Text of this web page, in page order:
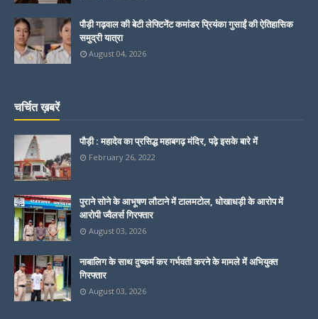
पौड़ी गढ़वाल की बेटी लेफ्टिनेंट कमांडर प्रियंका गुसाईं की ऐतिहासिक
समुद्री यात्रा
August 04, 2026
चर्चित ख़बरें
पौड़ी : महादेव का प्रसिद्ध महाबगढ़ मंदिर, पढ़े इसके बारे में
February 26, 2022
पुराने सोने के आभूषण लौटाने में टालमटोल, धोखाधड़ी के आरोप में
आरोपी ज्वैलर्स गिरफ्तार
August 03, 2026
नाबालिग के साथ दुष्कर्म कर गर्भवती करने के मामले में अभियुक्त
गिरफ्तार
August 03, 2026